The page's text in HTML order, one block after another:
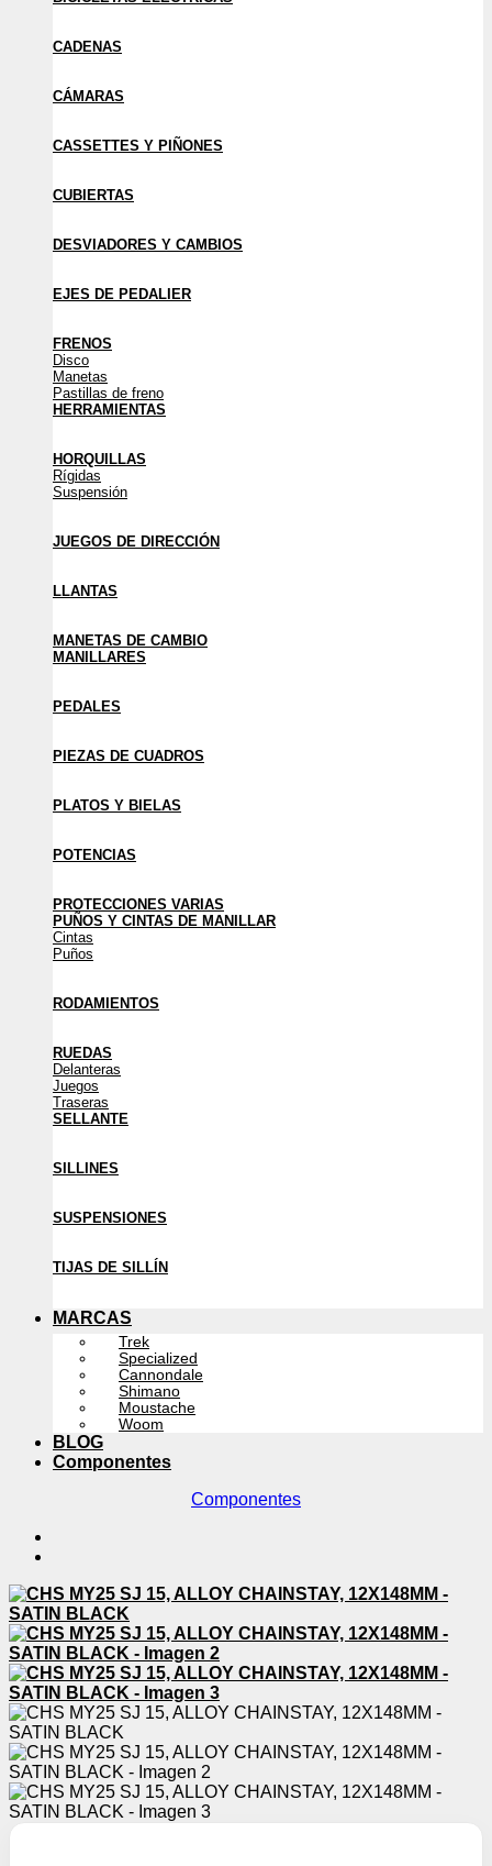
CADENAS
CÁMARAS
CASSETTES Y PIÑONES
CUBIERTAS
DESVIADORES Y CAMBIOS
EJES DE PEDALIER
FRENOS
Disco
Manetas
Pastillas de freno
HERRAMIENTAS
HORQUILLAS
Rígidas
Suspensión
JUEGOS DE DIRECCIÓN
LLANTAS
MANETAS DE CAMBIO
MANILLARES
PEDALES
PIEZAS DE CUADROS
PLATOS Y BIELAS
POTENCIAS
PROTECCIONES VARIAS
PUÑOS Y CINTAS DE MANILLAR
Cintas
Puños
RODAMIENTOS
RUEDAS
Delanteras
Juegos
Traseras
SELLANTE
SILLINES
SUSPENSIONES
TIJAS DE SILLÍN
MARCAS
Trek
Specialized
Cannondale
Shimano
Moustache
Woom
BLOG
Componentes
Componentes